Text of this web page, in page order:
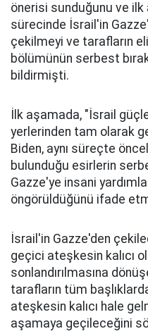
önerisi sunduğunu ve
sürecinde İsrail'in
çekilmeyi ve tarafların
bölümünün serbest
bildirmişti.
İlk aşamada, "İsrail
yerlerinden tam olarak
Biden, aynı süreçte
bulunduğu esirlerin
Gazze'ye insani
öngörüldüğünü ifade
İsrail'in Gazze'den
geçici ateşkesin kalıcı
sonlandırılmasına
tarafların tüm
ateşkesin kalıcı hale
aşamaya geçileceğini